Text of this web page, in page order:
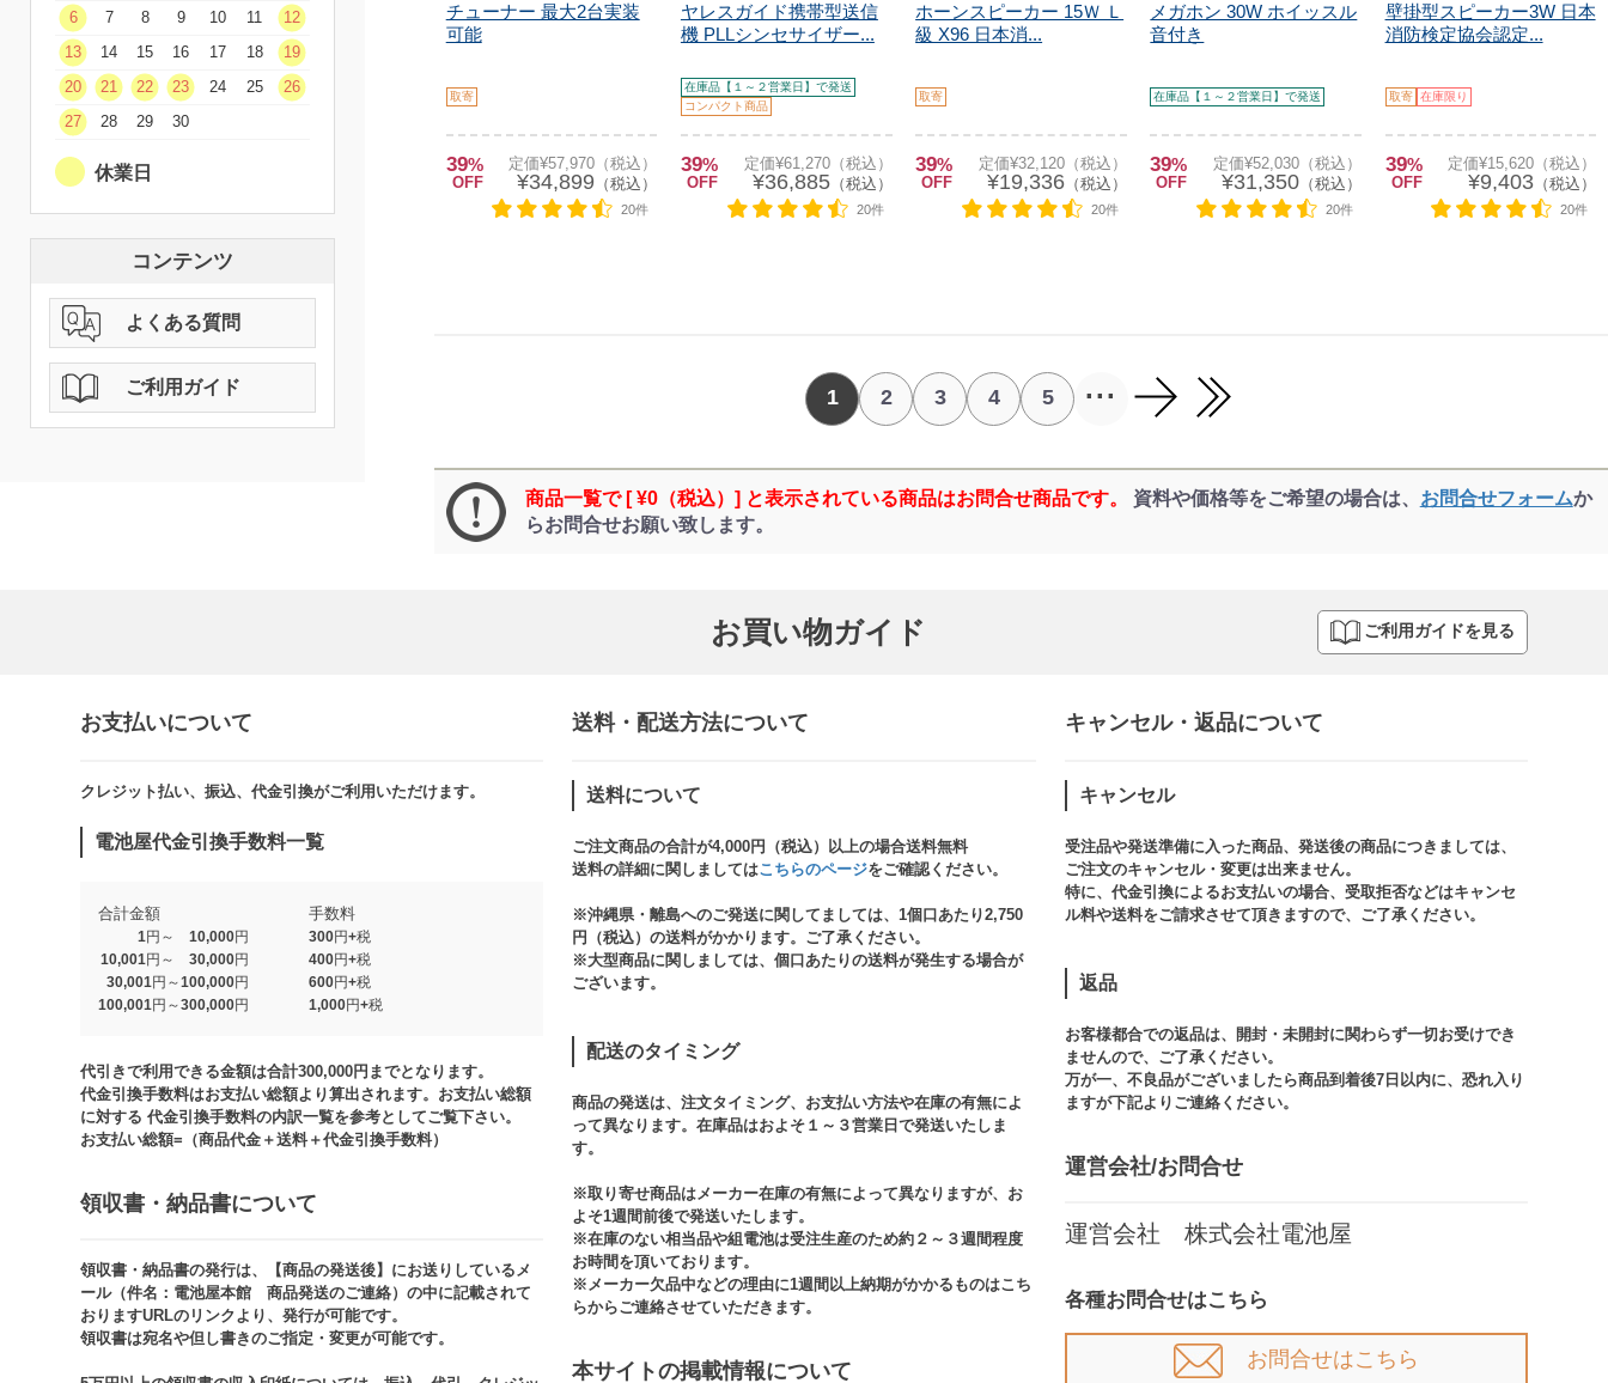
6
7 8 9 10 11
12
13
14 15 16 17 18
19
20
21 22 23 24 25
26
27
28 29 30
休業日
コンテンツ
よくある質問
ご利用ガイド
チューナー 最大2台実装
可能
取寄
39%
OFF
定価¥57,970（税込）
¥34,899 （税込）
20件
ヤレスガイド携帯型送信
機 PLLシンセサイザー...
在庫品【１～２営業日】で発送
コンパクト商品
39%
OFF
定価¥61,270（税込）
¥36,885（税込）
20件
ホーンスピーカー 15Ｗ Ｌ
級 X96 日本消...
取寄
39%
OFF
定価¥32,120（税込）
¥19,336（税込）
20件
メガホン 30W ホイッスル
音付き
在庫品【１～２営業日】で発送
39%
OFF
定価¥52,030（税込）
¥31,350（税込）
20件
壁掛型スピーカー3W 日本
消防検定協会認定...
取寄 在庫限り
39%
OFF
定価¥15,620（税込）
¥9,403 （税込）
20件
1 2 3 4 5 ...
商品一覧で [ ¥0（税込）] と表示されている商品はお問合せ商品です。 資料や価格等をご希望の場合は、 お問合せフォームか
らお問合せお願い致します。
お買い物ガイド ご利用ガイドを見る
お支払いについて
クレジット払い、振込、代金引換がご利用いただけます。​​
電池屋代金引換手数料一覧
合計金額 手数料
1円～ 10,000円
300円+税
10,001円～ 30,000円
400円+税
30,001円～100,000円
600円+税
100,001円～300,000円
1,000円+税​
代引きで利用できる金額は合計300,000円までとなります。
代金引換手数料はお支払い総額より算出されます。お支払い総額
に対する 代金引換手数料の内訳一覧を参考としてご覧下さい。​
お支払い総額=（商品代金＋送料＋代金引換手数料）​
領収書・納品書について​
領収書・納品書の発行は、【商品の発送後】にお送りしているメ
ール（件名：電池屋本館 商品発送のご連絡）の中に記載されて
おりますURLのリンクより、発行が可能です。
領収書は宛名や但し書きのご指定・変更が可能です。​​
送料・配送方法について​
送料について
ご注文商品の合計が4,000円（税込）以上の場合送料無料
送料の詳細に関しましてはこちらのページをご確認ください。​
※沖縄県・離島へのご発送に関してましては、1個口あたり2,750
円（税込）の送料がかかります。ご了承ください。
※大型商品に関しましては、個口あたりの送料が発生する場合が
ございます。​
配送のタイミング
商品の発送は、注文タイミング、お支払い方法や在庫の有無によ
って異なります。在庫品はおよそ１～３営業日で発送いたしま
す。​
※取り寄せ商品はメーカー在庫の有無によって異なりますが、お
よそ1週間前後で発送いたします。
※在庫のない相当品や組電池は受注生産のため約２～３週間程度
お時間を頂いております。​
※メーカー欠品中などの理由に1週間以上納期がかかるものはこち
らからご連絡させていただきます。
本サイトの掲載情報について​
キャンセル・返品について​
キャンセル
受注品や発送準備に入った商品、発送後の商品につきましては、
ご注文のキャンセル・変更は出来ません。​
特に、代金引換によるお支払いの場合、受取拒否などはキャンセ
ル料や送料をご請求させて頂きますので、ご了承ください。​
返品
お客様都合での返品は、開封・未開封に関わらず一切お受けでき
ませんので、ご了承ください。​​
万が一、不良品がございましたら商品到着後7日以内に、恐れ入り
ますが下記よりご連絡ください。
運営会社/お問合せ​
運営会社 株式会社電池屋
各種お問合せはこちら
お問合せはこちら